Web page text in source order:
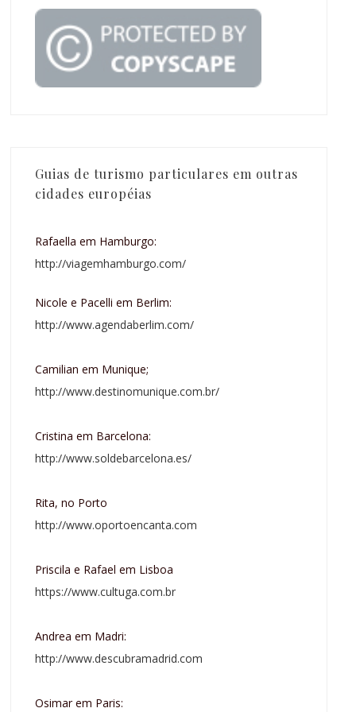
Guias de turismo particulares em outras
cidades européias
Rafaella em Hamburgo:
http://viagemhamburgo.com/
Nicole e Pacelli em Berlim:
http://www.agendaberlim.com/
Camilian em Munique;
http://www.destinomunique.com.br/
Cristina em Barcelona:
http://www.soldebarcelona.es/
Rita, no Porto
http://www.oportoencanta.com
Priscila e Rafael em Lisboa
https://www.cultuga.com.br
Andrea em Madri:
http://www.descubramadrid.com
Osimar em Paris: